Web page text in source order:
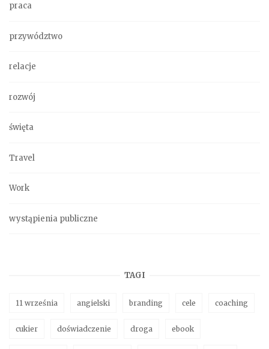
praca
przywództwo
relacje
rozwój
święta
Travel
Work
wystąpienia publiczne
TAGI
11 września angielski branding cele coaching
cukier doświadczenie droga ebook